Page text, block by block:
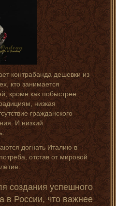
контрабанда дешевки из
кто занимается
кроме как побыстрее
низкая
гражданского
И низкий
догнать Италию в
отстав от мировой
создания успешного
в России, что важнее